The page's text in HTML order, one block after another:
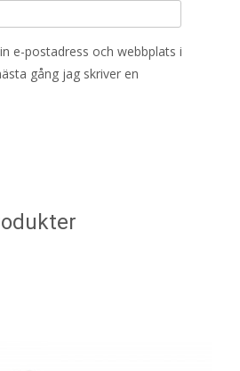
e-postadress och webbplats i
gång jag skriver en